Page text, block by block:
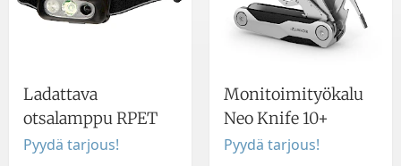
Ladattava
otsalamppu RPET
Pyydä tarjous!
Monitoimityökalu
Neo Knife 10+
Pyydä tarjous!